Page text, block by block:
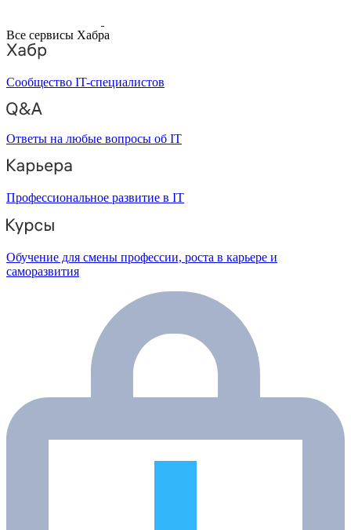
Все сервисы Хабра
Сообщество IT-специалистов
Ответы на любые вопросы об IT
Профессиональное развитие в IT
Обучение для смены профессии, роста в карьере и
саморазвития